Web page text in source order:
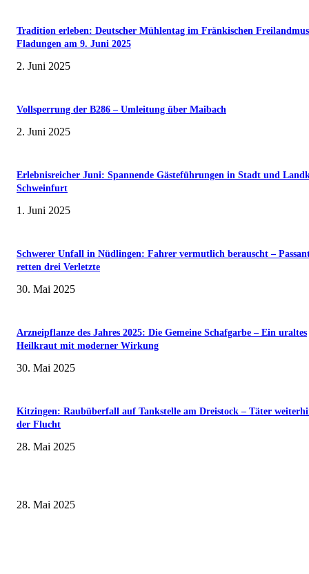
Tradition erleben: Deutscher Mühlentag im Fränkischen
Fladungen am 9. Juni 2025
2. Juni 2025
Vollsperrung der B286 – Umleitung über Maibach
2. Juni 2025
Erlebnisreicher Juni: Spannende Gästeführungen in Stadt und
Schweinfurt
1. Juni 2025
Schwerer Unfall in Nüdlingen: Fahrer vermutlich berauscht –
retten drei Verletzte
30. Mai 2025
Arzneipflanze des Jahres 2025: Die Gemeine Schafgarbe – Ein uraltes
Heilkraut mit moderner Wirkung
30. Mai 2025
Kitzingen: Raubüberfall auf Tankstelle am Dreistock – Täter
der Flucht
28. Mai 2025
28. Mai 2025